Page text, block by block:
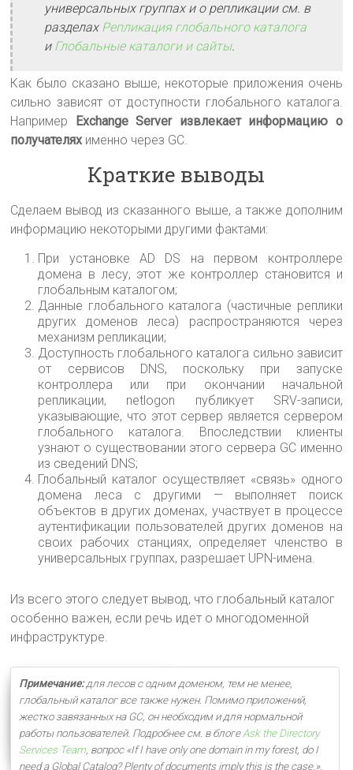
универсальных группах и о репликации см. в
разделах Репликация глобального каталога
и Глобальные каталоги и сайты.
Как было сказано выше, некоторые приложения очень
сильно зависят от доступности глобального каталога.
Например
Exchange Server извлекает информацию о
получателях именно через GC.
Краткие выводы
Сделаем вывод из сказанного выше, а также дополним
информацию некоторыми другими фактами:
При установке AD DS на первом контроллере
домена в лесу, этот же контроллер становится и
глобальным каталогом;
Данные глобального каталога (частичные реплики
других доменов леса) распространяются через
механизм репликации;
Доступность глобального каталога сильно зависит
от сервисов DNS, поскольку при запуске
контроллера или при окончании начальной
репликации, netlogon публикует SRV-записи,
указывающие, что этот сервер является сервером
глобального каталога. Впоследствии клиенты
узнают о существовании этого сервера GC именно
из сведений DNS;
Глобальный каталог осуществляет «связь» одного
домена леса с другими — выполняет поиск
объектов в других доменах, участвует в процессе
аутентификации пользователей других доменов на
своих рабочих станциях, определяет членство в
универсальных группах, разрешает UPN-имена.
Из всего этого следует вывод, что глобальный каталог
особенно важен, если речь идет о многодоменной
инфраструктуре.
Примечание:для лесов с одним доменом, тем не менее,
глобальный каталог все также нужен. Помимо приложений,
жестко завязанных на GC, он необходим и для нормальной
работы пользователей. Подробнее см. в блоге Ask the Directory
Services Team, вопрос «If I have only one domain in my forest, do I
need a Global Catalog? Plenty of documents imply this is the case.».